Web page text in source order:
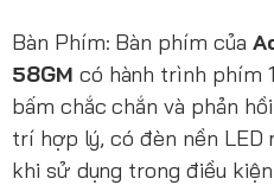
Bàn Phím: Bàn phím của
58GM có hành trình phím
bấm chắc chắn và phản
trí hợp lý, có đèn nền LED
khi sử dụng trong điều